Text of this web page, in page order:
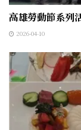
高雄勞動節系列
2026-04-10